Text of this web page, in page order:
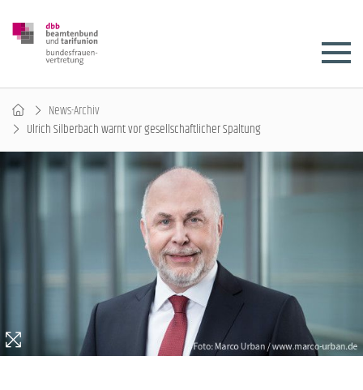
News-Archiv
Ulrich Silberbach warnt vor gesellschaftlicher Spaltung